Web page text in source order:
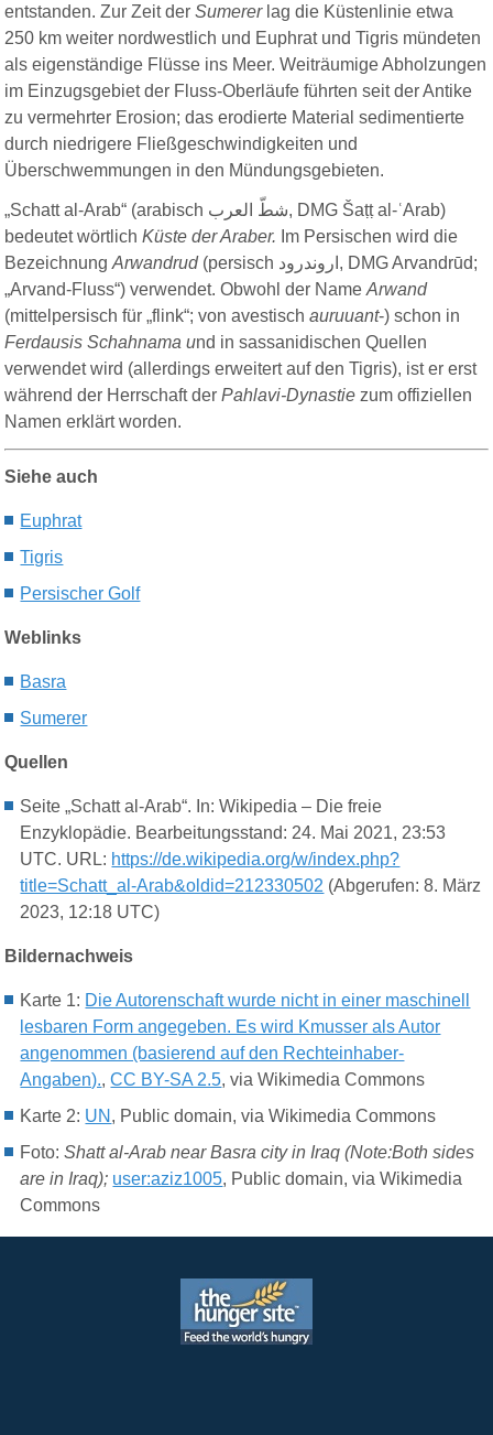
entstanden. Zur Zeit derSumererlag die Küstenlinie etwa
250 km weiter nordwestlich und Euphrat und Tigris mündeten
als eigenständige Flüsse ins Meer. Weiträumige Abholzungen
im Einzugsgebiet der Fluss-Oberläufe führten seit der Antike
zu vermehrter Erosion; das erodierte Material sedimentierte
durch niedrigere Fließgeschwindigkeiten und
Überschwemmungen in den Mündungsgebieten.
„Schatt al-Arab“ (arabisch شطّ العرب, DMG Šaṭṭ al-ʿArab)
bedeutet wörtlichKüste der Araber. Im Persischen wird die
BezeichnungArwandrud(persisch اروندرود, DMG Arvandrūd;
„Arvand-Fluss“) verwendet. Obwohl der NameArwand
(mittelpersisch für „flink“; von avestischauruuant-) schon in
Ferdausis Schahnama und in sassanidischen Quellen
verwendet wird (allerdings erweitert auf den Tigris), ist er erst
während der Herrschaft derPahlavi-Dynastie zum offiziellen
Namen erklärt worden.
Siehe auch
Euphrat
Tigris
Persischer Golf
Weblinks
Basra
Sumerer
Quellen
Seite „Schatt al-Arab“. In: Wikipedia – Die freie
Enzyklopädie. Bearbeitungsstand: 24. Mai 2021, 23:53
UTC. URL: https://de.wikipedia.org/w/index.php?
title=Schatt_al-Arab&oldid=212330502 (Abgerufen: 8. März
2023, 12:18 UTC)
Bildernachweis
Karte 1: Die Autorenschaft wurde nicht in einer maschinell
lesbaren Form angegeben. Es wird Kmusser als Autor
angenommen (basierend auf den Rechteinhaber-
Angaben).,CC BY-SA 2.5, via Wikimedia Commons
Karte 2: UN , Public domain, via Wikimedia Commons
Foto:Shatt al-Arab near Basra city in Iraq (Note:Both sides
are in Iraq); user:aziz1005, Public domain, via Wikimedia
Commons